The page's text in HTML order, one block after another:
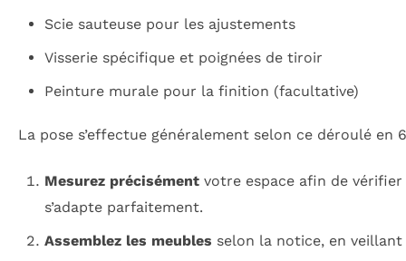
Scie sauteuse pour les ajustements
Visserie spécifique et poignées de tiroir
Peinture murale pour la finition (facultative)
La pose s’effectue généralement selon ce déroulé en
Mesurez précisémentvotre espace afin de
s’adapte parfaitement.
Assemblez les meubles selon la notice, en